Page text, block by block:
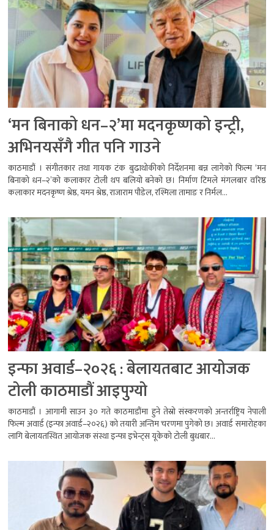
‘मन बिनाको धन–२’मा मदनकृष्णको इन्ट्री,
अभिनयसँगै गीत पनि गाउने
काठमाडौं । संगीतकार तथा गायक टंक बुढाथोकीको निर्देशनमा बन्न लागेको फिल्म ‘मन
बिनाको धन–२’को कलाकार टोली थप बलियो बनेको छ। निर्माण टिमले मंगलबार वरिष्ठ
कलाकार मदनकृष्ण श्रेष्ठ, यमन श्रेष्ठ, राजाराम पौडेल, रश्मिला तामाङ र निर्मल...
इन्फा अवार्ड–२०२६ : बेलायतबाट आयोजक
टोली काठमाडौं आइपुग्यो
काठमाडौं । आगामी साउन ३० गते काठमाडौंमा हुने तेस्रो संस्करणको अन्तर्राष्ट्रिय नेपाली
फिल्म अवार्ड (इन्फा अवार्ड–२०२६) को तयारी अन्तिम चरणमा पुगेको छ। अवार्ड समारोहका
लागि बेलायतस्थित आयोजक संस्था इन्फा इभेन्ट्स यूकेको टोली बुधबार...